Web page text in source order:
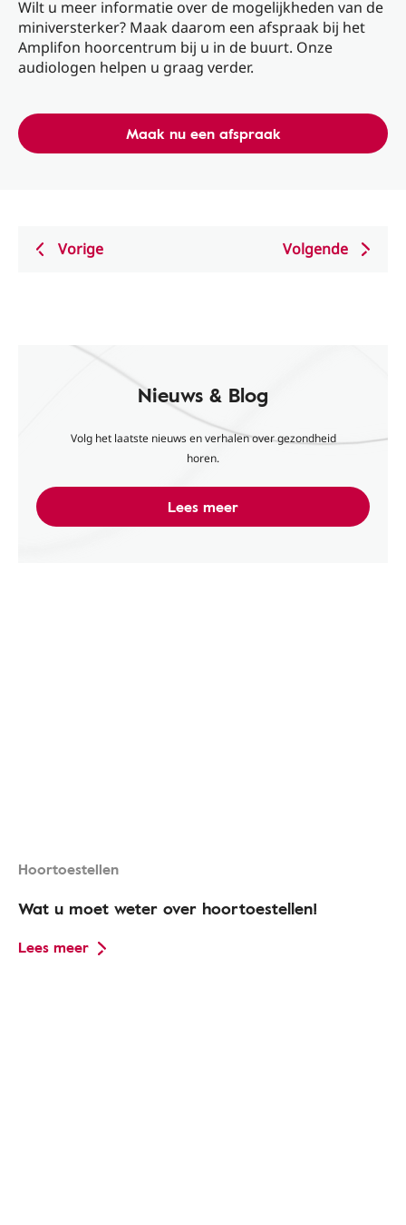
Wilt u meer informatie over de mogelijkheden van de
miniversterker? Maak daarom een ​​afspraak bij het
Amplifon hoorcentrum bij u in de buurt. Onze
audiologen helpen u graag verder.
Maak nu een afspraak
Vorige Volgende
Nieuws & Blog
Volg het laatste nieuws en verhalen over gezondheid
horen.
Lees meer
Hoortoestellen
Wat u moet weter over hoortoestellen!
Lees meer